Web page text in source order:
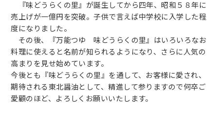
『味どうらくの里』が誕生してから四年、昭和５８年に
売上げが一億円を突破。子供で言えば中学校に入学した程
度になりました。
その後、『万能つゆ 味どうらくの里』はいろいろなお
料理に使えると名前が知られるようになり、さらに人気の
高まりを見せ始めています。
今後とも『味どうらくの里』を通して、お客様に愛され、
期待される東北醤油として、精進して参りますので何卒ご
愛顧のほど、よろしくお願いいたします。